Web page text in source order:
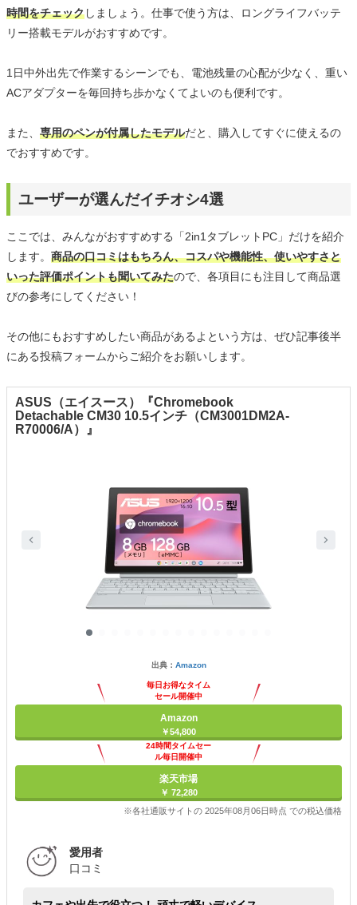
時間をチェックしましょう。仕事で使う方は、ロングライフバッテ
リー搭載モデルがおすすめです。
1日中外出先で作業するシーンでも、電池残量の心配が少なく、重い
ACアダプターを毎回持ち歩かなくてよいのも便利です。
また、 専用のペンが付属したモデルだと、購入してすぐに使えるの
でおすすめです。
ユーザーが選んだイチオシ4選
ここでは、みんながおすすめする「2in1タブレットPC」だけを紹介
します。 商品の口コミはもちろん、コスパや機能性、使いやすさと
いった評価ポイントも聞いてみたので、各項目にも注目して商品選
びの参考にしてください！
その他にもおすすめしたい商品があるよという方は、ぜひ記事後半
にある投稿フォームからご紹介をお願いします。
ASUS（エイスース）『Chromebook
Detachable CM30 10.5インチ（CM3001DM2A-
R70006/A）』
出典： Amazon
毎日お得なタイム
セール開催中
Amazon
￥54,800
24時間タイムセー
ル毎日開催中
楽天市場
￥ 72,280
※各社通販サイトの 2025年08月06日時点 での税込価格
愛用者
口コミ